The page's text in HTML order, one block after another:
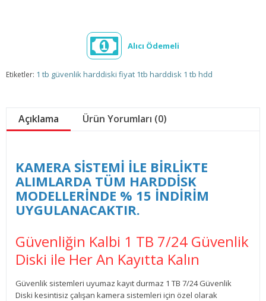
Alıcı Ödemeli
Etiketler: 1 tb güvenlik harddiski fiyat 1tb harddisk 1 tb hdd
Açıklama Ürün Yorumları (0)
KAMERA SİSTEMİ İLE BİRLİKTE
ALIMLARDA TÜM HARDDİSK
MODELLERİNDE % 15 İNDİRİM
UYGULANACAKTIR.
Güvenliğin Kalbi 1 TB 7/24 Güvenlik
Diski ile Her An Kayıtta Kalın
Güvenlik sistemleri uyumaz kayıt durmaz 1 TB 7/24 Güvenlik
Diski kesintisiz çalışan kamera sistemleri için özel olarak